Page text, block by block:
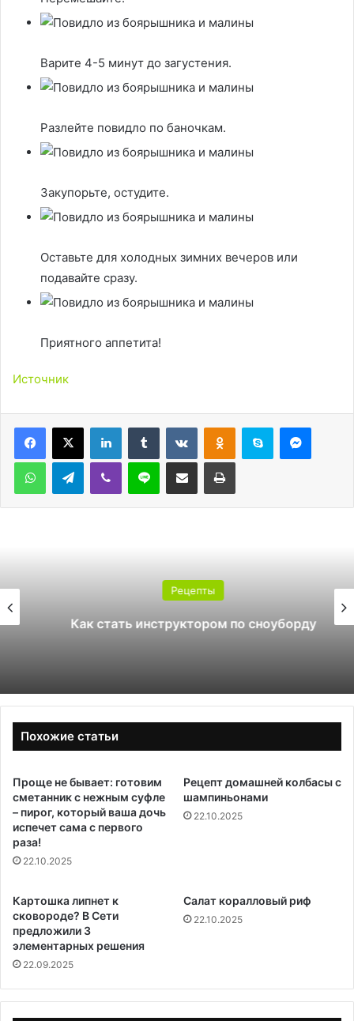
Варите 4-5 минут до загустения.
Разлейте повидло по баночкам.
Закупорьте, остудите.
Оставьте для холодных зимних вечеров или
подавайте сразу.
Приятного аппетита!
Источник
LinkedInTumblr ВконтактеОдноклассники
Skype
WhatsAppTelegramViber Line Поделиться через электронную почту Печатать
Рецепты
Как стать инструктором по сноуборду
Похожие статьи
Проще не бывает: готовим
сметанник с нежным суфле
– пирог, который ваша дочь
испечет сама с первого
раза!
22.10.2025
Рецепт домашней колбасы с
шампиньонами
22.10.2025
Картошка липнет к
сковороде? В Сети
предложили 3
элементарных решения
22.09.2025
Салат коралловый риф
22.10.2025